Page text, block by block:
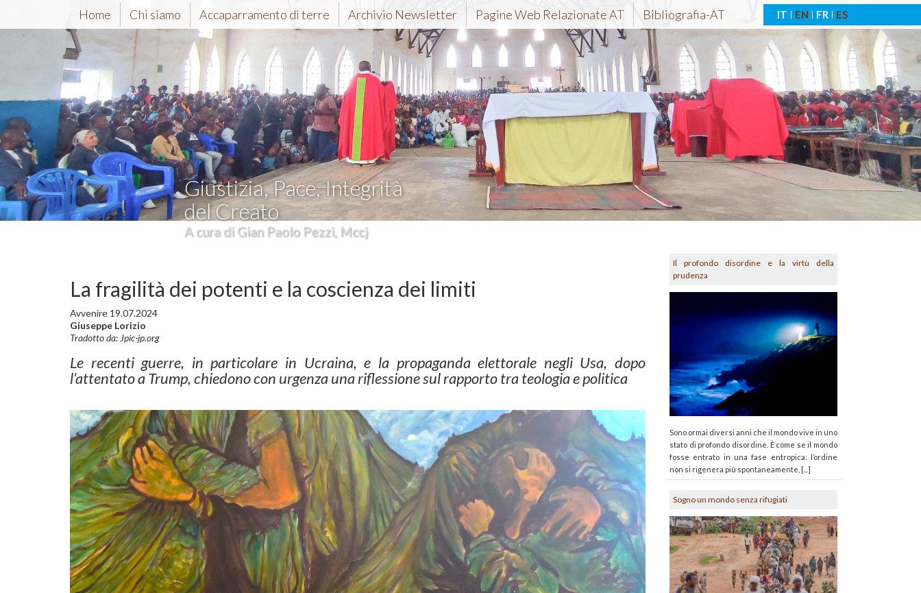
Home Chi siamo Accaparramento di terre Archivio Newsletter Pagine Web Relazionate AT Bibliografia-AT IT EN FR ES
Giustizia, Pace, Integrità
del Creato
A cura di Gian Paolo Pezzi, Mccj
La fragilità dei potenti e la coscienza dei limiti
Avvenire 19.07.2024
Giuseppe Lorizio
Tradotto da: Jpic-jp.org
Le recenti guerre, in particolare in Ucraina, e la propaganda elettorale negli Usa, dopo
l’attentato a Trump, chiedono con urgenza una riflessione sul rapporto tra teologia e politica
Il profondo disordine e la virtù della
prudenza
Sono ormai diversi anni che il mondo vive in uno
stato di profondo disordine. È come se il mondo
fosse entrato in una fase entropica: l’ordine
non si rigenera più spontaneamente, [...]
Sogno un mondo senza rifugiati